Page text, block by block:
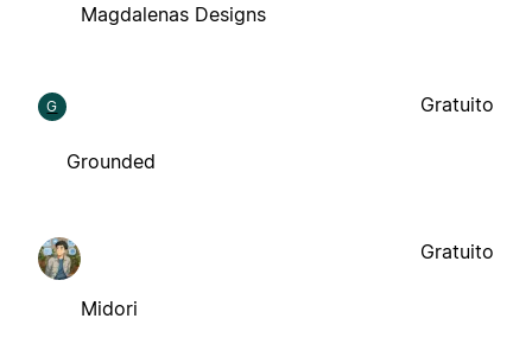
Magdalenas Designs
G
Grounded
Gratuito
Midori
Gratuito